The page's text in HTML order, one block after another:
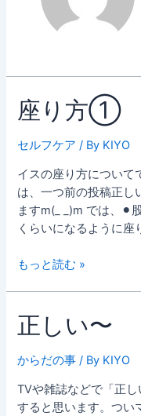
座り方①
セルフケア / By KIYO
イスの座り方について
は、一つ前の投稿正し
ますm(_ _)m では、⚫︎
くらいになるように
座
①
もっと読む »
正しい〜
からだの事 / By KIYO
TVや雑誌などで「正
すると思います。つい